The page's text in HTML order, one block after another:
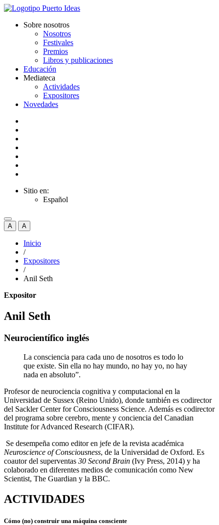
Sobre nosotros
Nosotros
Festivales
Premios
Libros y publicaciones
Educación
Mediateca
Actividades
Expositores
Novedades
Sitio en:
Español
A A
Inicio
/
Expositores
/
Anil Seth
Expositor
Anil Seth
Neurocientífico inglés
La consciencia para cada uno de nosotros es todo lo
que existe. Sin ella no hay mundo, no hay yo, no hay
nada en absoluto”.
Profesor de neurociencia cognitiva y computacional en la
Universidad de Sussex (Reino Unido), donde también es codirector
del Sackler Center for Consciousness Science. Además es codirector
del programa sobre cerebro, mente y conciencia del Canadian
Institute for Advanced Research (CIFAR).
Se desempeña como editor en jefe de la revista académica
Neuroscience of Consciousness, de la Universidad de Oxford. Es
coautor del superventas 30 Second Brain (Ivy Press, 2014) y ha
colaborado en diferentes medios de comunicación como New
Scientist, The Guardian y la BBC.
ACTIVIDADES
Cómo (no) construir una máquina consciente